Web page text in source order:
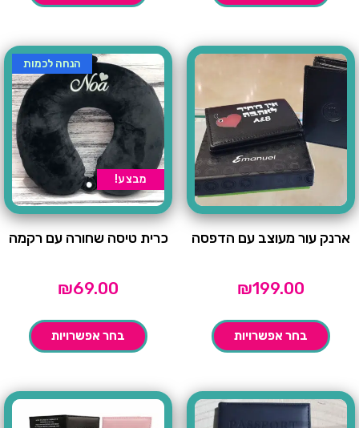
ארנק עור מעוצב עם הדפסה
₪199.00
בחר אפשרויות
מבצע!
הנחה לכמות
כרית טיסה שחורה עם רקמה
₪69.00
בחר אפשרויות